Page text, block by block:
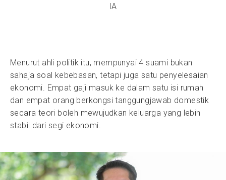
IA
Menurut ahli politik itu, mempunyai 4 suami bukan
sahaja soal kebebasan, tetapi juga satu penyelesaian
ekonomi. Empat gaji masuk ke dalam satu isi rumah
dan empat orang berkongsi tanggungjawab domestik
secara teori boleh mewujudkan keluarga yang lebih
stabil dari segi ekonomi.